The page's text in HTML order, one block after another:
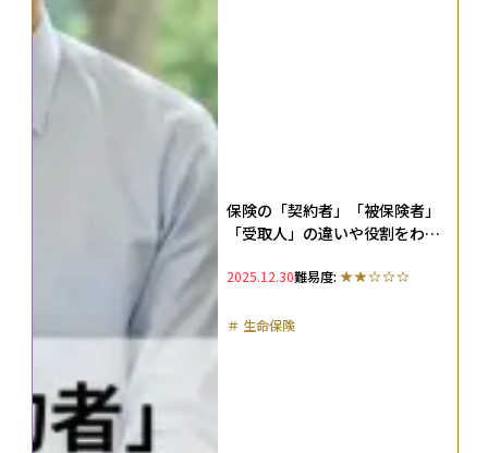
保険の「契約者」「被保険者」
「受取人」の違いや役割をわか
解説
2025.12.30難易度:
＃ 生命保険